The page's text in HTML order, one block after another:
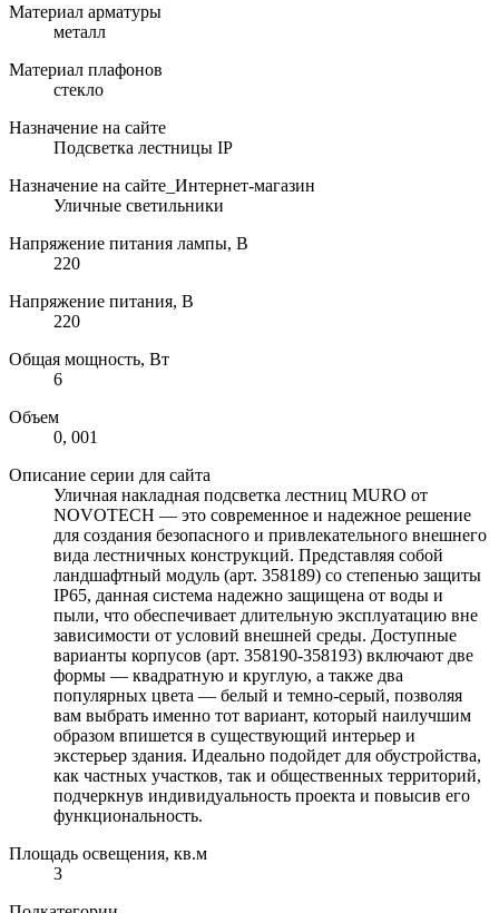
Материал арматуры
металл
Материал плафонов
стекло
Назначение на сайте
Подсветка лестницы IP
Назначение на сайте_Интернет-магазин
Уличные светильники
Напряжение питания лампы, В
220
Напряжение питания, В
220
Общая мощность, Вт
6
Объем
0, 001
Описание серии для сайта
Уличная накладная подсветка лестниц MURO от
NOVOTECH — это современное и надежное решение
для создания безопасного и привлекательного внешнего
вида лестничных конструкций. Представляя собой
ландшафтный модуль (арт. 358189) со степенью защиты
IP65, данная система надежно защищена от воды и
пыли, что обеспечивает длительную эксплуатацию вне
зависимости от условий внешней среды. Доступные
варианты корпусов (арт. 358190-358193) включают две
формы — квадратную и круглую, а также два
популярных цвета — белый и темно-серый, позволяя
вам выбрать именно тот вариант, который наилучшим
образом впишется в существующий интерьер и
экстерьер здания. Идеально подойдет для обустройства,
как частных участков, так и общественных территорий,
подчеркнув индивидуальность проекта и повысив его
функциональность.
Площадь освещения, кв.м
3